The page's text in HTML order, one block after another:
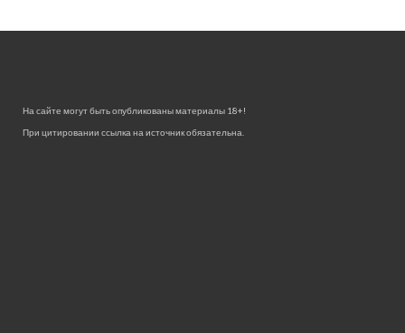
На сайте могут быть опубликованы материалы 18+!
При цитировании ссылка на источник обязательна.